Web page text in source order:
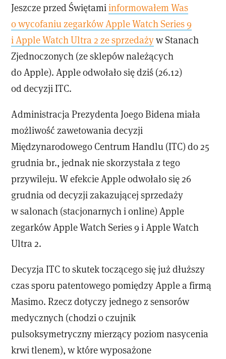
Jeszcze przed Świętamiinformowałem Was
o wycofaniu zegarków Apple Watch Series 9
i Apple Watch Ultra 2 ze sprzedażyw Stanach
Zjednoczonych (ze sklepów należących
do Apple). Apple odwołało się dziś (26.12)
od decyzji ITC.
Administracja Prezydenta Joego Bidena miała
możliwość zawetowania decyzji
Międzynarodowego Centrum Handlu (ITC) do 25
grudnia br., jednak nie skorzystała z tego
przywileju. W efekcie Apple odwołało się 26
grudnia od decyzji zakazującej sprzedaży
w salonach (stacjonarnych i online) Apple
zegarków Apple Watch Series 9 i Apple Watch
Ultra 2.
Decyzja ITC to skutek toczącego się już dłuższy
czas sporu patentowego pomiędzy Apple a firmą
Masimo. Rzecz dotyczy jednego z sensorów
medycznych (chodzi o czujnik
pulsoksymetryczny mierzący poziom nasycenia
krwi tlenem), w które wyposażone